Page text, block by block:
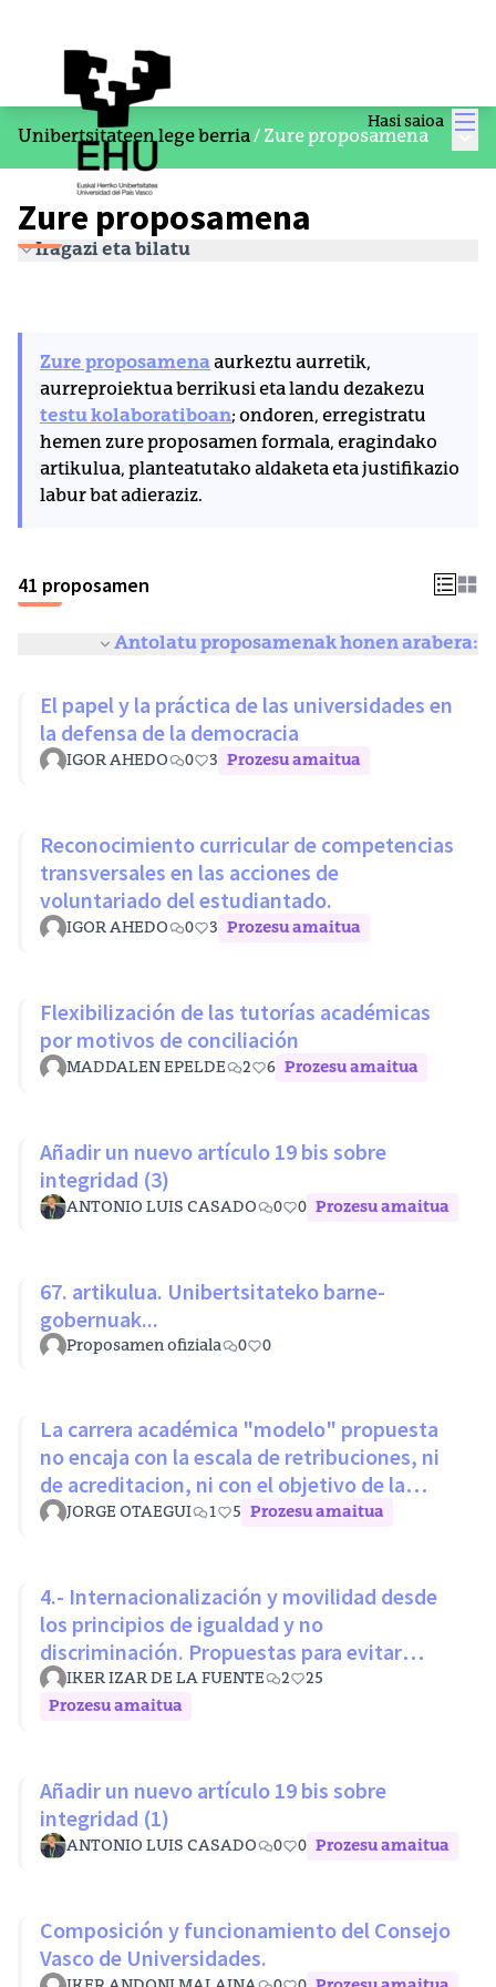
Hasi saioa
Unibertsitateen lege berria/ Zure proposamena
Zure proposamena
Iragazi eta bilatu
Zure proposamenaaurkeztu aurretik,
aurreproiektua berrikusi eta landu dezakezu
testu kolaboratiboan; ondoren, erregistratu
hemen zure proposamen formala, eragindako
artikulua, planteatutako aldaketa eta justifikazio
labur bat adieraziz.
41 proposamen
Antolatu proposamenak honen arabera:
El papel y la práctica de las universidades en
la defensa de la democracia
IGOR AHEDO 0 3 Prozesu amaitua
Reconocimiento curricular de competencias
transversales en las acciones de
voluntariado del estudiantado.
IGOR AHEDO 0 3 Prozesu amaitua
Flexibilización de las tutorías académicas
por motivos de conciliación
MADDALEN EPELDE 2 6 Prozesu amaitua
Añadir un nuevo artículo 19 bis sobre
integridad (3)
ANTONIO LUIS CASADO 0 0 Prozesu amaitua
67. artikulua. Unibertsitateko barne-
gobernuak...
Proposamen ofiziala 0 0
La carrera académica "modelo" propuesta
no encaja con la escala de retribuciones, ni
de acreditacion, ni con el objetivo de la
LOSUJORGE OTAEGUI 1 5 Prozesu amaitua
4.- Internacionalización y movilidad desde
los principios de igualdad y no
discriminación. Propuestas para evitar
desigualdades estructurales
IKER IZAR DE LA FUENTE 2
25
Prozesu amaitua
Añadir un nuevo artículo 19 bis sobre
integridad (1)
ANTONIO LUIS CASADO 0 0 Prozesu amaitua
Composición y funcionamiento del Consejo
Vasco de Universidades.